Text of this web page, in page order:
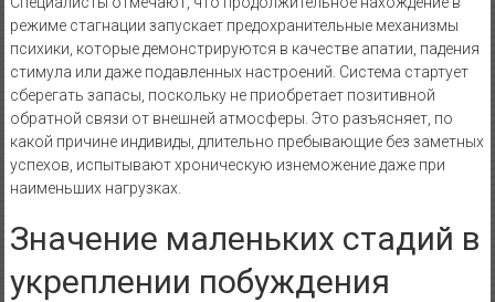
режиме стагнации запускает предохранительные механизмы
психики, которые демонстрируются в качестве апатии, падения
стимула или даже подавленных настроений. Система стартует
сберегать запасы, поскольку не приобретает позитивной
обратной связи от внешней атмосферы. Это разъясняет, по
какой причине индивиды, длительно пребывающие без заметных
успехов, испытывают хроническую изнеможение даже при
наименьших нагрузках.
Значение маленьких стадий в
укреплении побуждения